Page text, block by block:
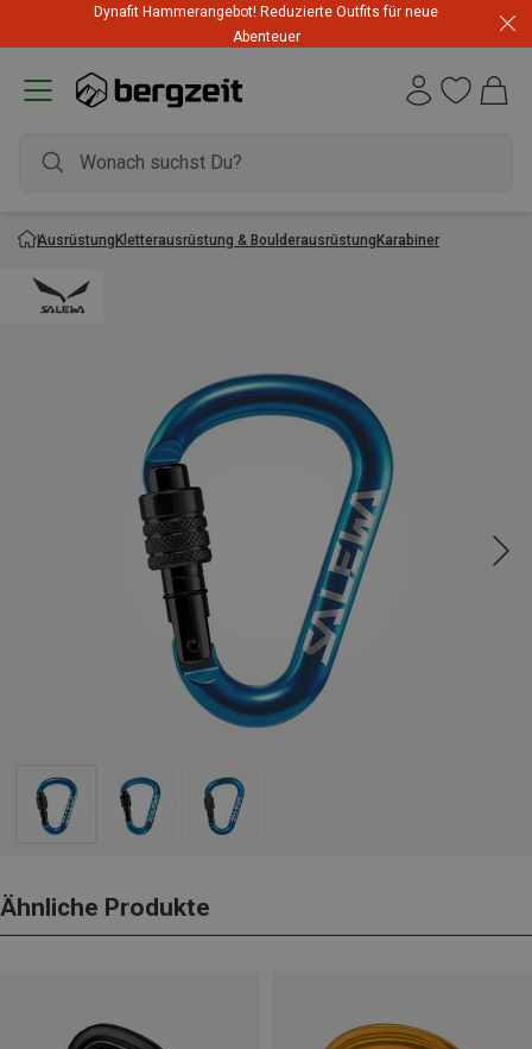
Dynafit Hammerangebot! Reduzierte Outfits für neue
Abenteuer
AusrüstungKletterausrüstung & BoulderausrüstungKarabiner
Ähnliche Produkte